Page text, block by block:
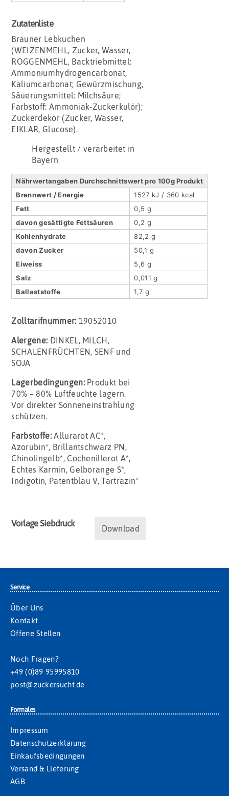
Zutatenliste
Brauner Lebkuchen
(WEIZENMEHL, Zucker, Wasser,
ROGGENMEHL, Backtriebmittel:
Ammoniumhydrogencarbonat,
Kaliumcarbonat; Gewürzmischung,
Säuerungsmittel: Milchsäure;
Farbstoff: Ammoniak-Zuckerkulör);
Zuckerdekor (Zucker, Wasser,
EIKLAR, Glucose).
Hergestellt / verarbeitet in
Bayern
Nährwertangaben Durchschnittswert pro 100g Produkt
Brennwert / Energie
1527 kJ / 360 kcal
Fett
0,5 g
davon gesättigte Fettsäuren
0,2 g
Kohlenhydrate
82,2 g
davon Zucker
50,1 g
Eiweiss
5,6 g
Salz
0,011 g
Ballaststoffe
1,7 g
Zolltarifnummer: 19052010
Alergene: DINKEL, MILCH,
SCHALENFRÜCHTEN, SENF und
SOJA
Lagerbedingungen: Produkt bei
70% – 80% Luftfeuchte lagern.
Vor direkter Sonneneinstrahlung
schützen.
Farbstoffe:Allurarot AC*,
Azorubin*, Brillantschwarz PN,
Chinolingelb*, Cochenillerot A*,
Echtes Karmin, Gelborange S*,
Indigotin, Patentblau V, Tartrazin*
Vorlage Siebdruck Download
Service
Über Uns
Kontakt
Offene Stellen
Noch Fragen?
+49 (0)89 95995810
post@zuckersucht.de
Formales
Impressum
Datenschutzerklärung
Einkaufsbedingungen
Versand & Lieferung
AGB